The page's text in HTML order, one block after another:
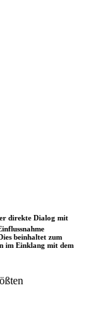
direkte Dialog mit
beinhaltet zum
im Einklang mit dem